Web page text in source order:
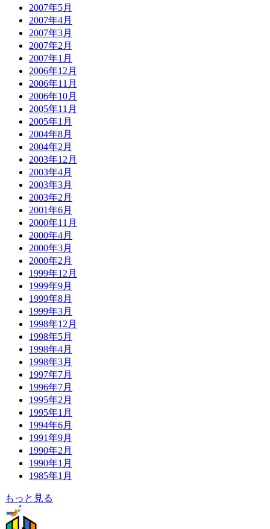
2007年5月
2007年4月
2007年3月
2007年2月
2007年1月
2006年12月
2006年11月
2006年10月
2005年11月
2005年1月
2004年8月
2004年2月
2003年12月
2003年4月
2003年3月
2003年2月
2001年6月
2000年11月
2000年4月
2000年3月
2000年2月
1999年12月
1999年9月
1999年8月
1999年3月
1998年12月
1998年5月
1998年4月
1998年3月
1997年7月
1996年7月
1995年2月
1995年1月
1994年6月
1991年9月
1990年2月
1990年1月
1985年1月
もっと見る